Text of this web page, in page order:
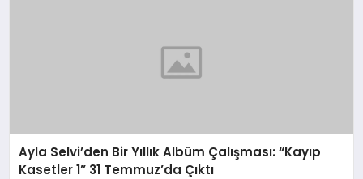
Ayla Selvi’den Bir Yıllık Albüm Çalışması: “Kayıp
Kasetler 1” 31 Temmuz’da Çıktı